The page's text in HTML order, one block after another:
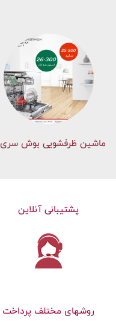
ماشین ظرفشویی بوش سری 8
پشتیبانی آنلاین
روشهای مختلف پرداخت